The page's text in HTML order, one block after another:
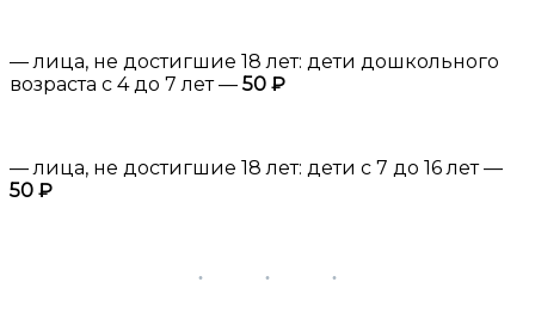
— лица, не достигшие 18 лет: дети дошкольного
возраста с 4 до 7 лет — 50 ₽
— лица, не достигшие 18 лет: дети с 7 до 16 лет —
50 ₽